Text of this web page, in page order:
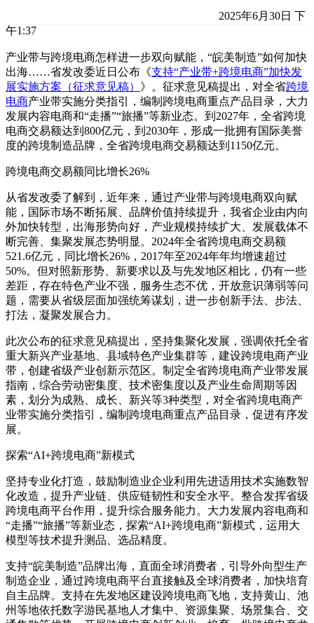
2025年6月30日 下
午1:37
产业带与跨境电商怎样进一步双向赋能，“皖美制造”如何加快
出海……省发改委近日公布《支持“产业带+跨境电商”加快发
展实施方案（征求意见稿） 》。征求意见稿提出，对全省跨境
电商产业带实施分类指引，编制跨境电商重点产品目录，大力
发展内容电商和“走播”“旅播”等新业态。到2027年，全省跨境
电商交易额达到800亿元，到2030年，形成一批拥有国际美誉
度的跨境制造品牌，全省跨境电商交易额达到1150亿元。
跨境电商交易额同比增长26%
从省发改委了解到，近年来，通过产业带与跨境电商双向赋
能，国际市场不断拓展、品牌价值持续提升，我省企业由内向
外加快转型，出海形势向好，产业规模持续扩大、发展载体不
断完善、集聚发展态势明显。2024年全省跨境电商交易额
521.6亿元，同比增长26%，2017年至2024年年均增速超过
50%。但对照新形势、新要求以及与先发地区相比，仍有一些
差距，存在特色产业不强，服务生态不优，开放意识薄弱等问
题，需要从省级层面加强统筹谋划，进一步创新手法、步法、
打法，凝聚发展合力。
此次公布的征求意见稿提出，坚持集聚化发展，强调依托全省
重大新兴产业基地、县域特色产业集群等，建设跨境电商产业
带，创建省级产业创新示范区。制定全省跨境电商产业带发展
指南，综合劳动密集度、技术密集度以及产业生命周期等因
素，划分为成熟、成长、新兴等3种类型，对全省跨境电商产
业带实施分类指引，编制跨境电商重点产品目录，促进有序发
展。
探索“AI+跨境电商”新模式
坚持专业化打造，鼓励制造业企业利用先进适用技术实施数智
化改造，提升产业链、供应链韧性和安全水平。整合发挥省级
跨境电商平台作用，提升综合服务能力。大力发展内容电商和
“走播”“旅播”等新业态，探索“AI+跨境电商”新模式，运用大
模型等技术提升测品、选品精度。
支持“皖美制造”品牌出海，直面全球消费者，引导外向型生产
制造企业，通过跨境电商平台直接触及全球消费者，加快培育
自主品牌。支持在先发地区建设跨境电商飞地，支持黄山、池
州等地依托数字游民基地人才集中、资源集聚、场景集合、交